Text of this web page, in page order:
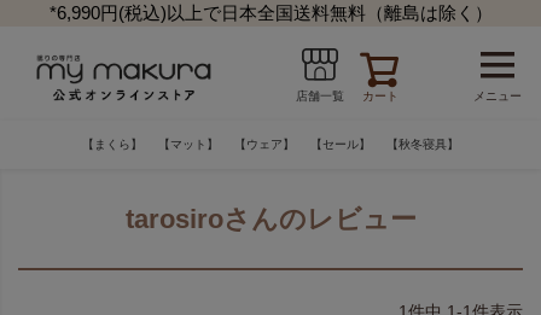
*6,990円(税込)以上で日本全国送料無料（離島は除く）
店舗一覧 カート メニュー
【まくら】 【マット】 【ウェア】 【セール】 【秋冬寝具】
tarosiroさんのレビュー
1件中 1-1件表示